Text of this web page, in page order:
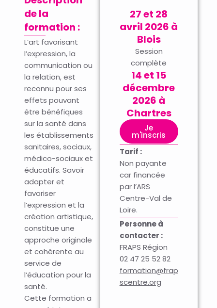
de la
formation :
L’art favorisant
l’expression, la
communication ou
la relation, est
reconnu pour ses
effets pouvant
être bénéfiques
sur la santé dans
les établissements
sanitaires, sociaux,
médico-sociaux et
éducatifs. Savoir
adapter et
favoriser
l’expression et la
création artistique,
constitue une
approche originale
et cohérente au
service de
l’éducation pour la
santé.
Cette formation a
27 et 28
avril 2026 à
Blois
Session
complète
14 et 15
décembre
2026 à
Chartres
Je
m'inscris
Tarif :
Non payante
car financée
par l’ARS
Centre-Val de
Loire.
Personne à
contacter :
FRAPS Région
02 47 25 52 82
formation@frap
scentre.org